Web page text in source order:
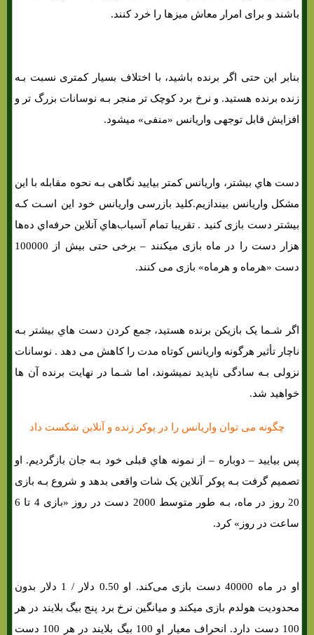
باشند و برای امرار معاش میزها را خرد کنند.
بنابر این حتی اگر برنده باشید، با اختلاف بسیار کمتری نسبت بـه
زنده برنده هستید. و نرخ برد کوچک تر منجر بـه نوسانات بزرگ تر و
افزایش قابل توجهی واریانس «منفی» میشود.
دست هاي‌ بیشتر، واریانس کمتر بیایید نگاهی بـه نحوه مقابله با این
مشکل واریانس بیندازیم.کلید بازرسی واریانس خود این اسـت کـه
بیشتر دست بازی کنید . تقریبا تمام آسیاب‌هاي‌ آنلاین حرفه‌اي ده‌ها
هزار دست را در ماه بازی میکنند – برخی حتی بیش از 100000
دست «هرماه و هرماه» بازی می کنند.
اگر شـما یک بازیکن برنده هستید، جمع کردن دست هاي‌ بیشتر بـه
ناچار تأثیر هرگونه واریانس کوتاه مدت را کاهش می دهد . نوسانات
نزولی بـه سادگی ناپدید نمیشوند، اما شـما در نهایت برنده آن ها
خواهید شد.
چگونه می توان واریانس را در پوکر زنده و آنلاین شکست داد
پس بیایید – دوباره – از نمونه هاي‌ قبلی خود بـه جان بازگردیم. او
تصمیم گرفت بـه پوکر آنلاین یک شات واقعی بدهد و شروع بـه بازی
20 روز در ماه، بـه طور متوسط ​​2000 دست در روز «بازی 4 تا 6
ساعت در روز» کرد.
او در ماه 40000 دست بازی می‌کند. او 0.50 دلار / 1 دلار بدون
محدودیت هولدم بازی میکند و میانگین نرخ برد پنج بیگ بلایند در هر
100 دست دارد. انحراف معیار او 100 بیگ بلایند در هر 100 دست